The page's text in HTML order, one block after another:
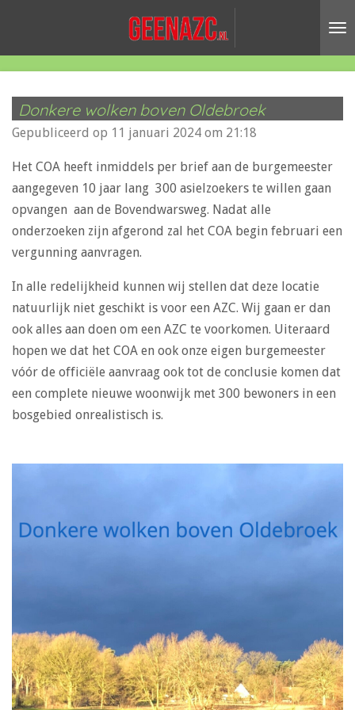
hoofdinhoud
Donkere wolken boven Oldebroek
Gepubliceerd op 11 januari 2024 om 21:18
Het COA heeft inmiddels per brief aan de burgemeester
aangegeven 10 jaar lang 300 asielzoekers te willen gaan
opvangen aan de Bovendwarsweg. Nadat alle
onderzoeken zijn afgerond zal het COA begin februari een
vergunning aanvragen.
In alle redelijkheid kunnen wij stellen dat deze locatie
natuurlijk niet geschikt is voor een AZC. Wij gaan er dan
ook alles aan doen om een AZC te voorkomen. Uiteraard
hopen we dat het COA en ook onze eigen burgemeester
vóór de officiële aanvraag ook tot de conclusie komen dat
een complete nieuwe woonwijk met 300 bewoners in een
bosgebied onrealistisch is.